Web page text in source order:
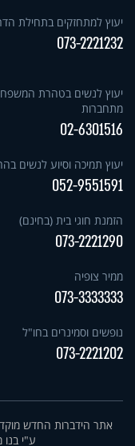
יעוץ למתחזקים בתחילת
073-2221232
יעוץ לנשים בטהרת
מתחברות
02-6301516
יעוץ תמיכה וסיוע לנשים
052-9551591
הזמנת חוגי בית (בחינם)
073-2221290
ממיר צופיה
073-3333333
נופשים וסמינרים בחו"ל
073-2221202
אתר הידברות החדש
ע"י בנו